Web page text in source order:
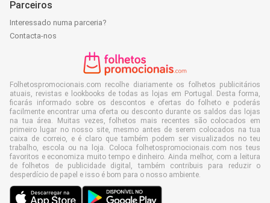
Parceiros
Interessado numa parceria?
Contacta-nos
Folhetospromocionais.com recolhe diariamente os folhetos publicitários
atuais, revistas e lookbooks de todas as lojas em Portugal. Desta forma,
ficarás informado sobre os descontos e ofertas do folheto e poderás
facilmente encontrar uma oferta ou desconto durante os saldos das lojas
na tua área. Muitas vezes, folhetos mais recentes são colocados em
primeiro lugar no nosso site, mesmo antes de serem colocados na tua
caixa de correio, e é claro que também podem ser visualizados no teu
trabalho, escola ou na loja. Coloca folhetospromocionais.com nos teus
favoritos e economiza muito tempo e dinheiro. Ainda melhor, com a leitura
de folhetos de publicidade digital, também contribuis para reduzir o
desperdício de papel e isso é bom para o nosso ambiente.